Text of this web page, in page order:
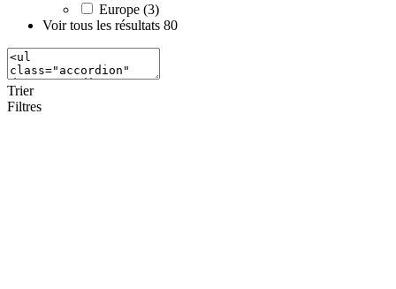
Europe (3)
Voir tous les résultats 80
Trier
Filtres